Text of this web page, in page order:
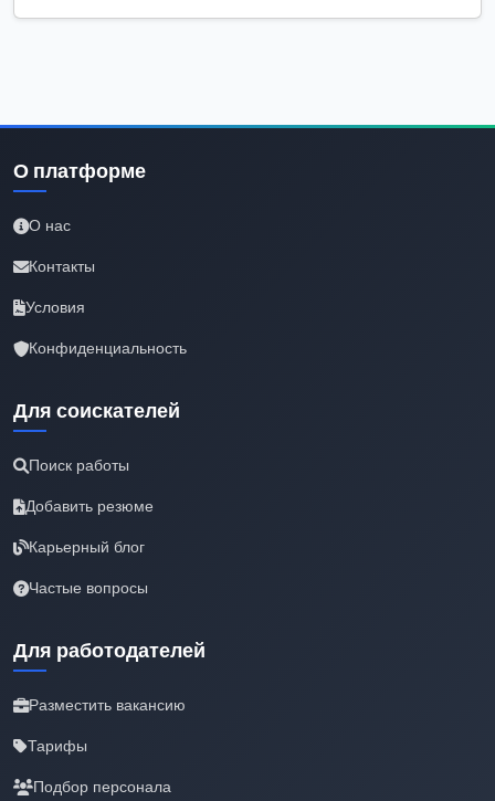
О платформе
О нас
Контакты
Условия
Конфиденциальность
Для соискателей
Поиск работы
Добавить резюме
Карьерный блог
Частые вопросы
Для работодателей
Разместить вакансию
Тарифы
Подбор персонала